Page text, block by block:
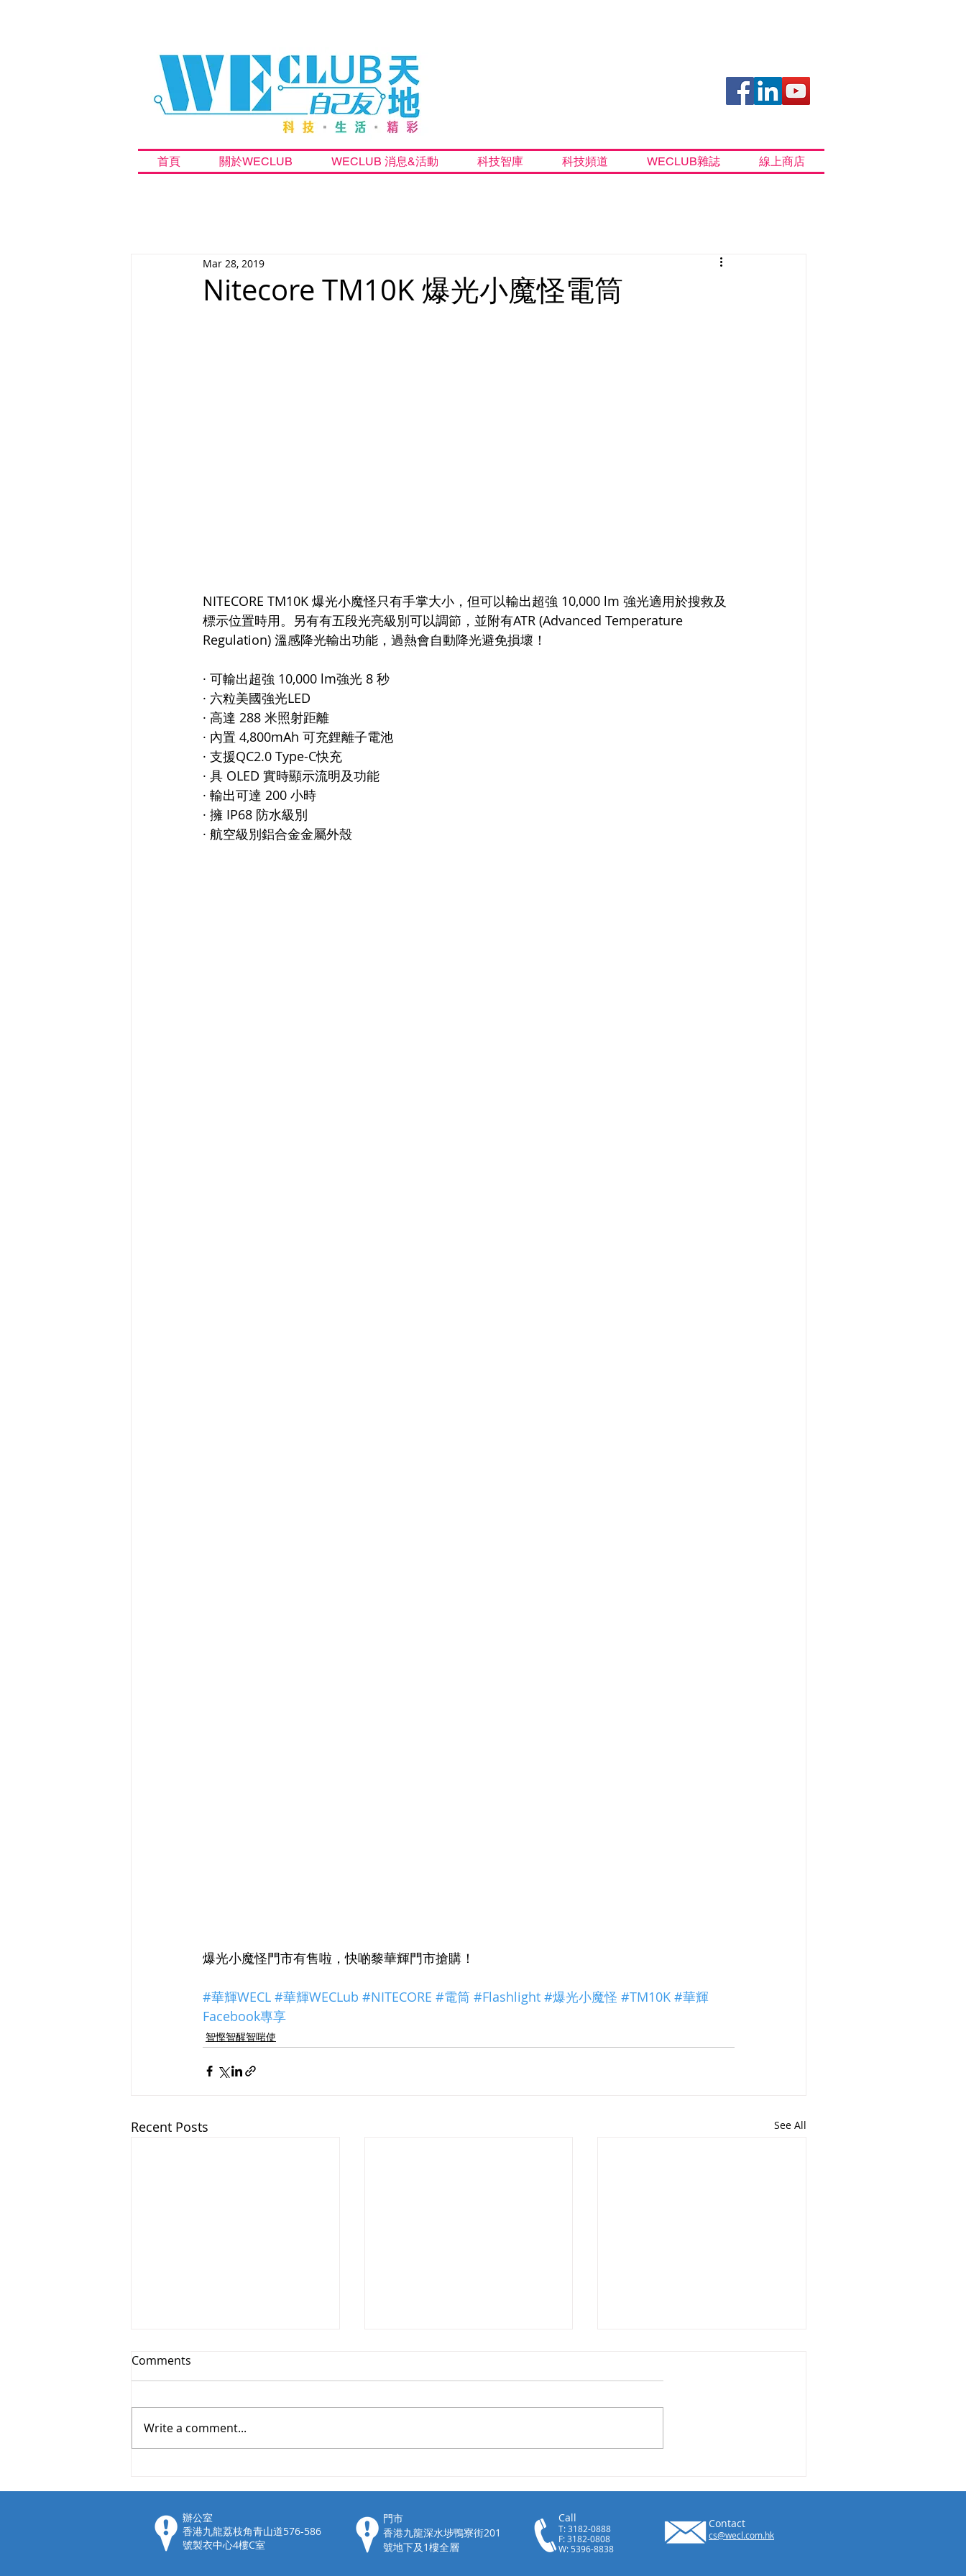
Nitecore TM10K 爆光小魔怪電筒
Mar 28, 2019
NITECORE TM10K 爆光小魔怪只有手掌大小，但可以輸出超強 10,000 lm 強光適用於搜救及
標示位置時用。另有有五段光亮級別可以調節，並附有ATR (Advanced Temperature
Regulation) 溫感降光輸出功能，過熱會自動降光避免損壞！
· 可輸出超強 10,000 lm強光 8 秒
· 六粒美國強光LED
· 高達 288 米照射距離
· 內置 4,800mAh 可充鋰離子電池
· 支援QC2.0 Type-C快充
· 具 OLED 實時顯示流明及功能
· 輸出可達 200 小時
· 擁 IP68 防水級別
· 航空級別鋁合金金屬外殼
爆光小魔怪門市有售啦，快啲黎華輝門市搶購！
#華輝WECL #華輝WECLub #NITECORE #電筒 #Flashlight #爆光小魔怪 #TM10K #華輝
Facebook專享
智慳智醒智啱使
Recent Posts See All
講，送您得偉批咀
TIP2 完美進化】
【智能惜電】拖板舊換新
Comments
Write a comment...
首頁 關於WECLUB WECLUB 消息&活動 科技智庫 科技頻道 WECLUB雜誌 線上商店
​辦公室
香港九龍荔枝角青山道576-586
號製衣中心4樓C室
門市
香港九龍深水埗鴨寮街201
號地下及1樓全層
Call
T: 3182-0888
F: 3182-0808
W: 5396-8838
Contact
cs@wecl.com.hk